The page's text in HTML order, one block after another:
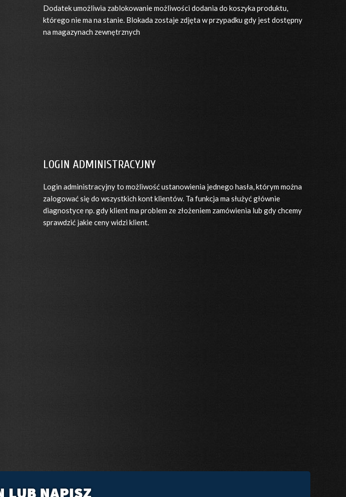
Dodatek umożliwia zablokowanie możliwości dodania do koszyka produktu,
którego nie ma na stanie. Blokada zostaje zdjęta w przypadku gdy jest dostępny
na magazynach zewnętrznych
LOGIN ADMINISTRACYJNY
Login administracyjny to możliwość ustanowienia jednego hasła, którym można
zalogować się do wszystkich kont klientów. Ta funkcja ma służyć głównie
diagnostyce np. gdy klient ma problem ze złożeniem zamówienia lub gdy chcemy
sprawdzić jakie ceny widzi klient.
LUB NAPISZ